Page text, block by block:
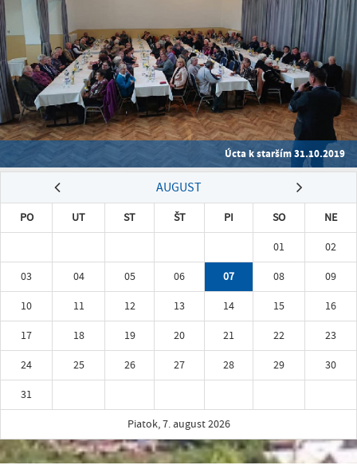
Úcta k starším 31.10.2019
AUGUST
PO UT ST ŠT PI SO
NE
01
02
03
04 05 06 07 08
09
10
11 12 13 14 15
16
17
18 19 20 21 22
23
24
25 26 27 28 29
30
31
Piatok, 7. august 2026